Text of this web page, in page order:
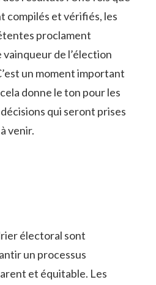
compilés ⁤et vérifiés, ⁢les
⁣proclament
de l’élection
un moment important
donne le ton pour les
qui seront prises
venir.
électoral sont
un ​processus
et ‍équitable. Les